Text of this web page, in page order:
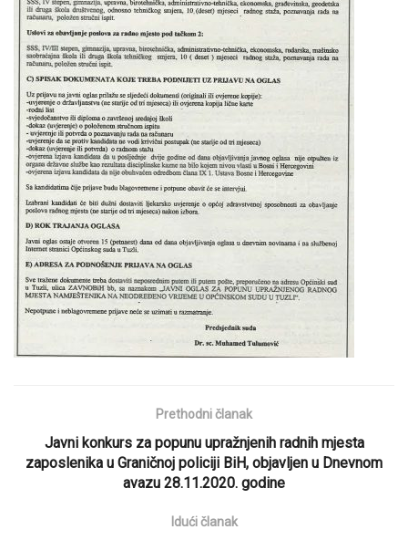
Prethodni članak
Javni konkurs za popunu upražnjenih radnih mjesta
zaposlenika u Graničnoj policiji BiH, objavljen u Dnevnom
avazu 28.11.2020. godine
Idući članak